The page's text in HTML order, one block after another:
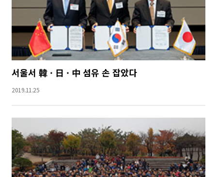
서울서 韓 · 日 · 中 섬유 손 잡았다
2019.11.25